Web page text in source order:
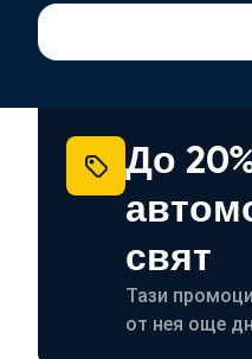
До
свят
Тази
от нея още